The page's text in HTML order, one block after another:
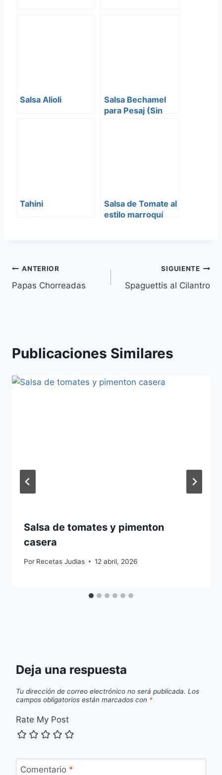
Salsa Alioli
Salsa Bechamel
para Pesaj (Sin
Tahini
Salsa de Tomate al
estilo marroquí
Navegación
de
ANTERIOR
Papas Chorreadas
SIGUIENTE
Spaguettis al Cilantro
Publicaciones Similares
Salsa de tomates y pimenton
casera
Por Recetas Judias 12 abril, 2026
Deja una respuesta
Tu dirección de correo electrónico no será publicada. Los
campos obligatorios están marcados con *
Rate My Post
Comentario *